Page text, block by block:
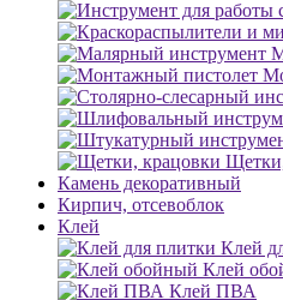
Камень декоративный
Кирпич, отсевоблок
Клей
Клей
Клей
Клей ПВА